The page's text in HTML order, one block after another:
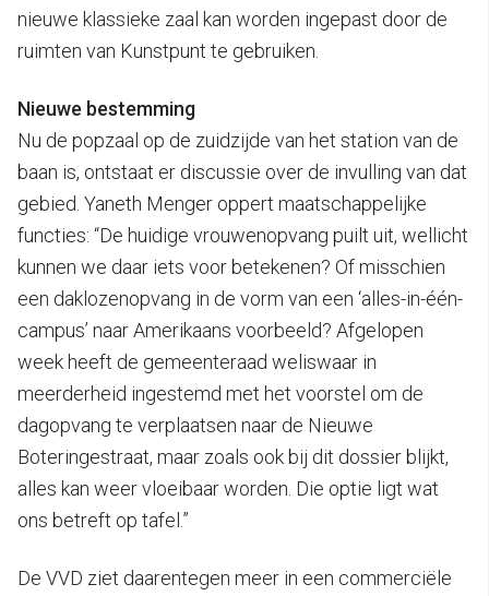
nieuwe klassieke zaal kan worden ingepast door de
ruimten van Kunstpunt te gebruiken.
Nieuwe bestemming
Nu de popzaal op de zuidzijde van het station van de
baan is, ontstaat er discussie over de invulling van dat
gebied. Yaneth Menger oppert maatschappelijke
functies: “De huidige vrouwenopvang puilt uit, wellicht
kunnen we daar iets voor betekenen? Of misschien
een daklozenopvang in de vorm van een ‘alles-in-één-
campus’ naar Amerikaans voorbeeld? Afgelopen
week heeft de gemeenteraad weliswaar in
meerderheid ingestemd met het voorstel om de
dagopvang te verplaatsen naar de Nieuwe
Boteringestraat, maar zoals ook bij dit dossier blijkt,
alles kan weer vloeibaar worden. Die optie ligt wat
ons betreft op tafel.”
De VVD ziet daarentegen meer in een commerciële